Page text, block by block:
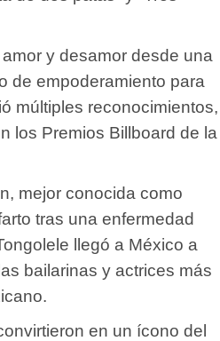
y desamor desde una
de empoderamiento para
múltiples reconocimientos,
los Premios Billboard de la
mejor conocida como
tras una enfermedad
llegó a México a
bailarinas y actrices más
en un ícono del